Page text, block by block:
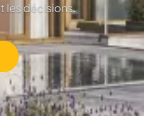
les décisions.